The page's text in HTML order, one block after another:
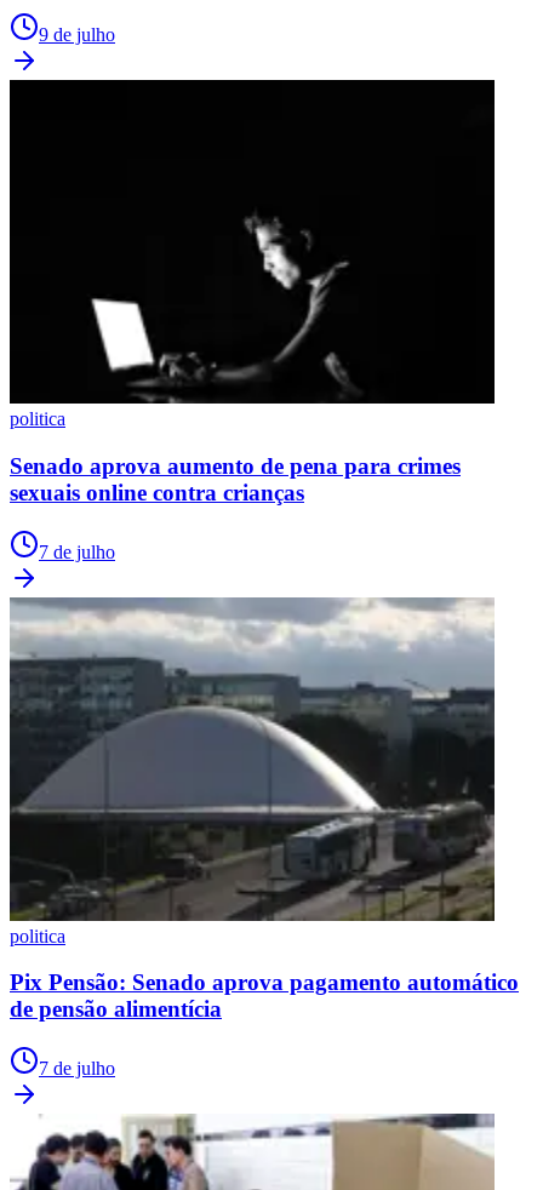
9 de julho
politica
Senado aprova aumento de pena para crimes
sexuais online contra crianças
7 de julho
politica
Pix Pensão: Senado aprova pagamento automático
de pensão alimentícia
7 de julho